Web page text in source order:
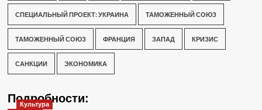
СПЕЦИАЛЬНЫЙ ПРОЕКТ: УКРАИНА ТАМОЖЕННЫЙ СОЮЗ
ТАМОЖЕННЫЙ СОЮЗ ФРАНЦИЯ ЗАПАД КРИЗИС
САНКЦИИ ЭКОНОМИКА
Подробности:
Культура